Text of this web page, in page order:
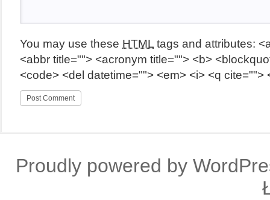
You may use these HTML tags and attributes:
<abbr title=""> <acronym title=""> <b>
<code> <del datetime=""> <em> <i> <q cite="">
Proudly powered by